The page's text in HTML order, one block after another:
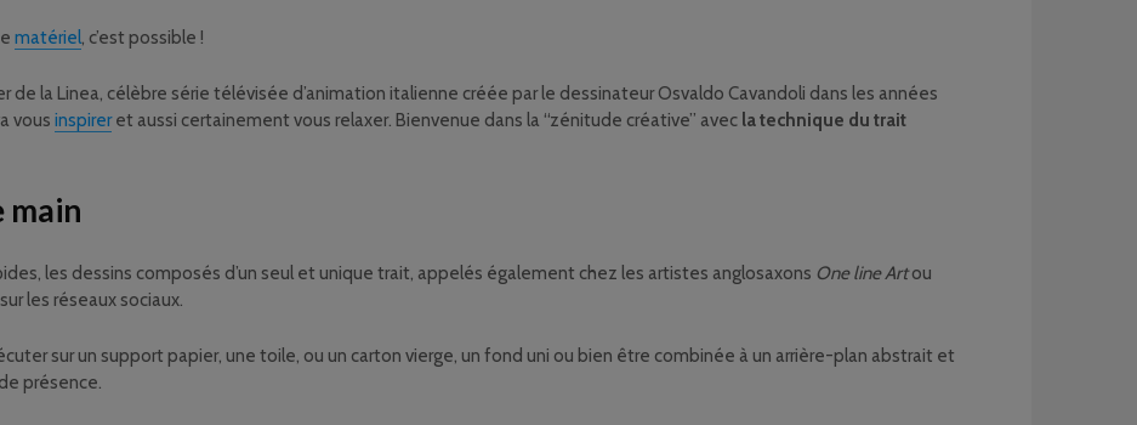
matériel, c’est possible !
de la Linea, célèbre série télévisée d’animation italienne créée par le dessinateur Osvaldo Cavandoli dans les années
vous inspireret aussi certainement vous relaxer. Bienvenue dans la “zénitude créative” avec la technique du trait
main
les dessins composés d’un seul et unique trait, appelés également chez les artistes anglosaxons One line Artou
les réseaux sociaux.
sur un support papier, une toile, ou un carton vierge, un fond uni ou bien être combinée à un arrière-plan abstrait et
présence.